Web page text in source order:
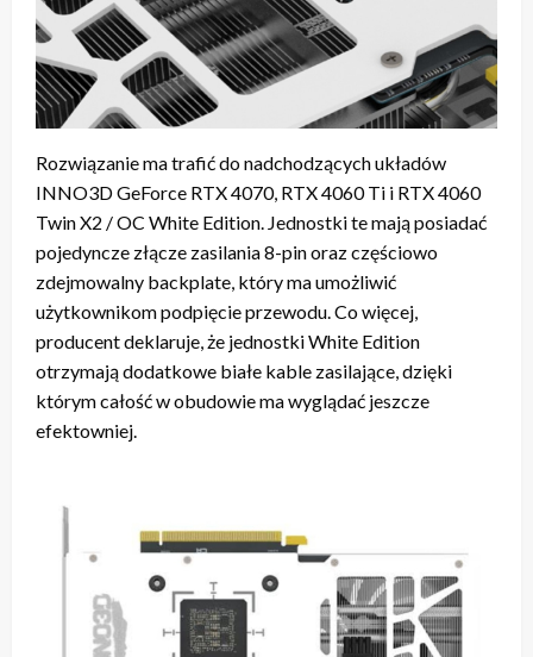
Rozwiązanie ma trafić do nadchodzących układów
INNO3D GeForce RTX 4070, RTX 4060 Ti i RTX 4060
Twin X2 / OC White Edition. Jednostki te mają posiadać
pojedyncze złącze zasilania 8-pin oraz częściowo
zdejmowalny backplate, który ma umożliwić
użytkownikom podpięcie przewodu. Co więcej,
producent deklaruje, że jednostki White Edition
otrzymają dodatkowe białe kable zasilające, dzięki
którym całość w obudowie ma wyglądać jeszcze
efektowniej.